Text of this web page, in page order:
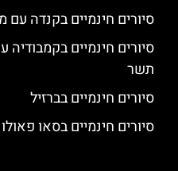
סיורים חינמיים בקנדה
סיורים חינמיים
תשר
סיורים חינמיים בברזיל
סיורים חינמיים בסאו